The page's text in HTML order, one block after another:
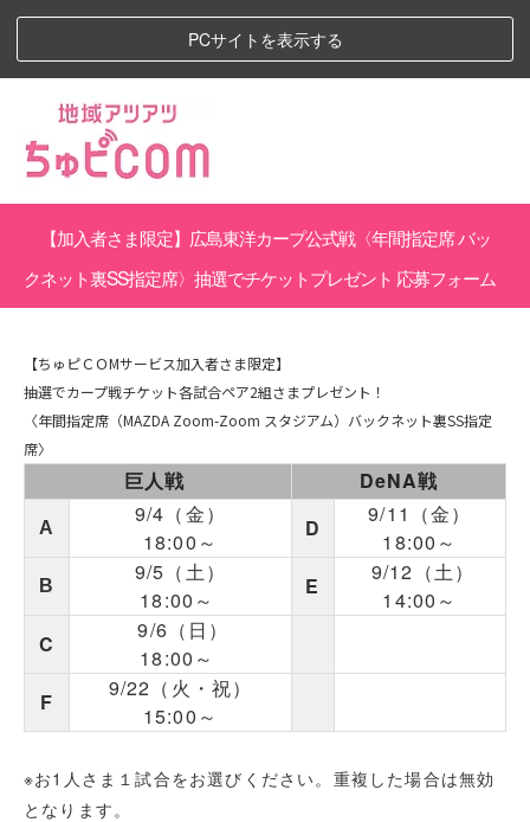
PCサイトを表示する
【加入者さま限定】 広島東洋カープ公式戦〈年間指定席 バッ
クネット裏SS指定席〉抽選でチケットプレゼント 応募フォーム
【ちゅピＣＯMサービス加入者さま限定】
抽選でカープ戦チケット各試合ペア2組さまプレゼント！
〈年間指定席（MAZDA Zoom-Zoom スタジアム）バックネット裏SS指定
席〉
巨人戦 DeNA戦
A
9/4（金）
18:00～
D
9/11（金）
18:00～
B
9/5（土）
18:00～
E
9/12（土）
14:00～
C
9/6（日）
18:00～
F
9/22（火・祝）
15:00～
※お1人さま１試合をお選びください。重複した場合は無効
となります。